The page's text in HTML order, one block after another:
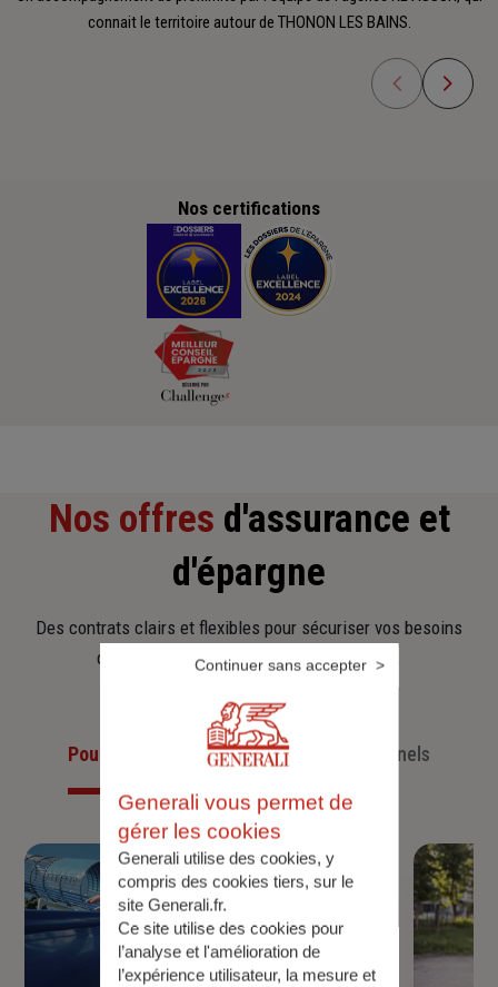
connait le territoire autour de THONON LES BAINS.
Nos certifications
Nos offres d'assurance et
d'épargne
Des contrats clairs et flexibles pour sécuriser vos besoins
d’aujourd’hui et anticiper ceux de demain.
Pour les particuliersPour les professionnels
Generali vous permet de
gérer les cookies
Generali utilise des cookies, y
compris des cookies tiers, sur le
site Generali.fr.
Ce site utilise des cookies pour
l’analyse et l'amélioration de
l’expérience utilisateur, la mesure et
Continuer sans accepter